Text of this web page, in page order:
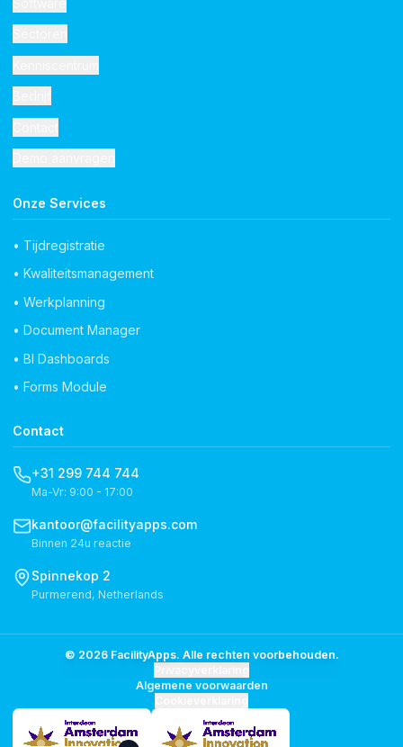
Onze Services
• Tijdregistratie
• Kwaliteitsmanagement
• Werkplanning
• Document Manager
• BI Dashboards
• Forms Module
Contact
+31 299 744 744
Ma-Vr: 9:00 - 17:00
kantoor@facilityapps.com
Binnen 24u reactie
Spinnekop 2
Purmerend, Netherlands
© 2026 FacilityApps. Alle rechten voorbehouden.
Algemene voorwaarden